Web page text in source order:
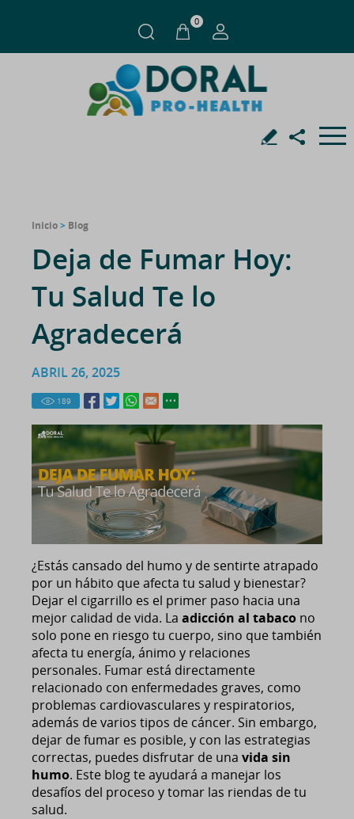
0
Inicio> Blog
Deja de Fumar Hoy:
Tu Salud Te lo
Agradecerá
ABRIL 26, 2025
189
¿Estás cansado del humo y de sentirte atrapado
por un hábito que afecta tu salud y bienestar?
Dejar el cigarrillo es el primer paso hacia una
mejor calidad de vida. La adicción al tabaco no
solo pone en riesgo tu cuerpo, sino que también
afecta tu energía, ánimo y relaciones
personales. Fumar está directamente
relacionado con enfermedades graves, como
problemas cardiovasculares y respiratorios,
además de varios tipos de cáncer. Sin embargo,
dejar de fumar es posible, y con las estrategias
correctas, puedes disfrutar de una vida sin
humo. Este blog te ayudará a manejar los
desafíos del proceso y tomar las riendas de tu
salud.